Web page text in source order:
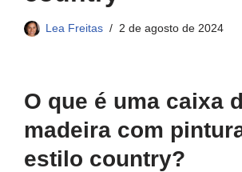
Lea Freitas 2 de agosto de 2024
O que é uma caixa
madeira com
estilo country?